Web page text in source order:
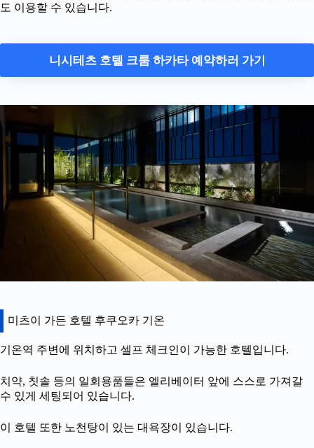
도 이용할 수 있습니다.
니시테츠 호텔 크룸 하카타 예약하러 가기
미츠이 가든 호텔 후쿠오카 기온
기온역 주변에 위치하고 셀프 체크인이 가능한 호텔입니다.
치약, 칫솔 등의 일회용품들은 엘리베이터 앞에 스스로 가져갈
수 있게 세팅되어 있습니다.
이 호텔 또한 노천탕이 있는 대욕장이 있습니다.